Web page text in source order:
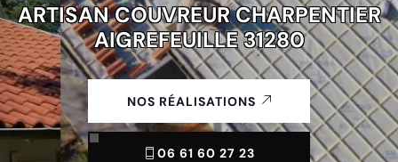
ARTISAN COUVREUR CHARPENTIER
AIGREFEUILLE 31280
NOS RÉALISATIONS
06 61 60 27 23